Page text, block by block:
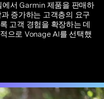
서 Garmin 제품을 판매하
증가하는 고객층의 요구
고객 경험을 확장하는 데
으로 Vonage AI를 선택했